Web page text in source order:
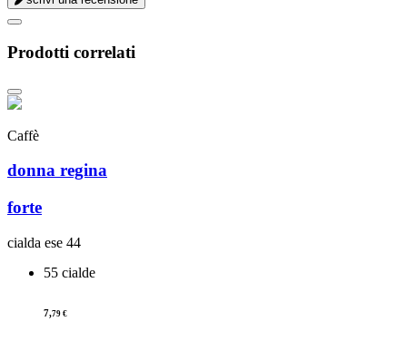
Prodotti correlati
Caffè
donna regina
forte
cialda ese 44
55 cialde
7,79 €